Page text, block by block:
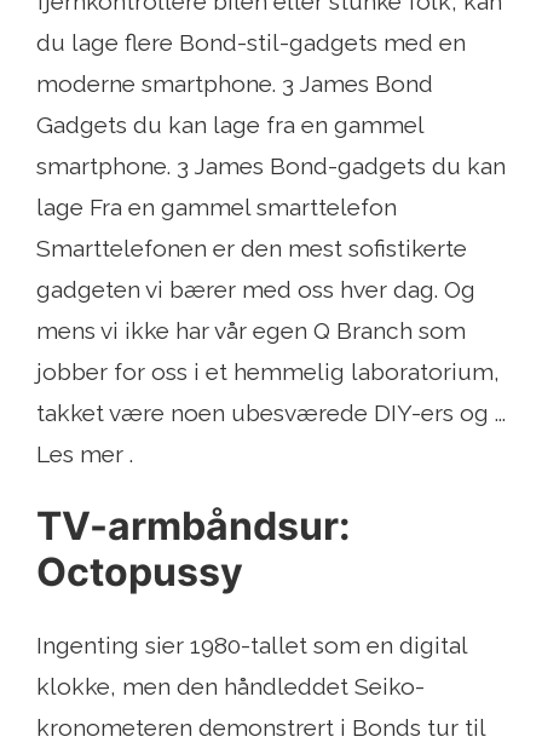
du lage flere Bond-stil-gadgets med en
moderne smartphone. 3 James Bond
Gadgets du kan lage fra en gammel
smartphone. 3 James Bond-gadgets du kan
lage Fra en gammel smarttelefon
Smarttelefonen er den mest sofistikerte
gadgeten vi bærer med oss ​​hver dag. Og
mens vi ikke har vår egen Q Branch som
jobber for oss i et hemmelig laboratorium,
takket være noen ubesværede DIY-ers og ...
Les mer .
TV-armbåndsur:
Octopussy
Ingenting sier 1980-tallet som en digital
klokke, men den håndleddet Seiko-
kronometeren demonstrert i Bonds tur til